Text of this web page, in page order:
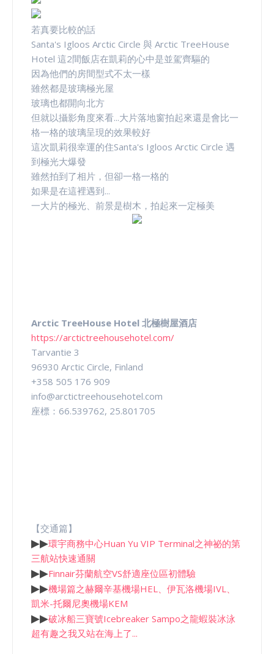
若真要比較的話
Santa's Igloos Arctic Circle 與 Arctic TreeHouse
Hotel 這2間飯店在凱莉的心中是並駕齊驅的
因為他們的房間型式不太一樣
雖然都是玻璃極光屋
玻璃也都開向北方
但就以攝影角度來看...大片落地窗拍起來還是會比一
格一格的玻璃呈現的效果較好
這次凱莉很幸運的住Santa's Igloos Arctic Circle 遇
到極光大爆發
雖然拍到了相片，但卻一格一格的
如果是在這裡遇到...
一大片的極光、前景是樹木，拍起來一定極美
Arctic TreeHouse Hotel 北極樹屋酒店
https://arctictreehousehotel.com/
Tarvantie 3
96930 Arctic Circle, Finland
+358 505 176 909
info@arctictreehousehotel.com
座標：66.539762, 25.801705
【交通篇】
▶▶環宇商務中心Huan Yu VIP Terminal之神祕的第
三航站快速通關
▶▶Finnair芬蘭航空VS舒適座位區初體驗
▶▶機場篇之赫爾辛基機場HEL、伊瓦洛機場IVL、
凱米-托爾尼奧機場KEM
▶▶破冰船三寶號Icebreaker Sampo之龍蝦裝冰泳
超有趣之我又站在海上了...